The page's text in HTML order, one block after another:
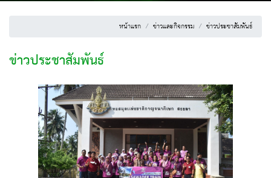
หน้าแรก ข่าวและกิจกรรม ข่าวประชาสัมพันธ์
ข่าวประชาสัมพันธ์